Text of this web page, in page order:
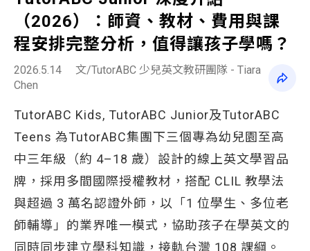
（2026）：師資、教材、費用與課
程安排完整分析，值得讓孩子學嗎？
2026.5.14
文/TutorABC 少兒英文教研團隊 - Tiara
Chen
TutorABC Kids, TutorABC Junior及TutorABC
Teens 為TutorABC集團下三個專為幼兒園至高
中三年級（約 4–18 歲）設計的線上英文學習品
牌，採用多間國際授權教材，搭配 CLIL 教學法
與超過 3 萬名認證外師，以「1 位學生、多位老
師輔導」的業界唯一模式，協助孩子在學英文的
同時同步建立學科知識，接軌台灣 108 課綱。